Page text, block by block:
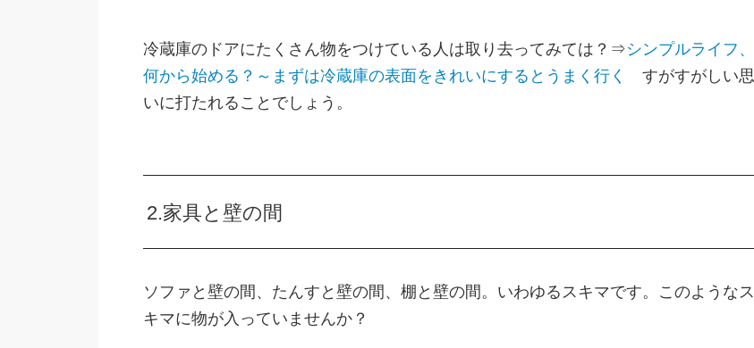
冷蔵庫のドアにたくさん物をつけている人は取り去ってみては？⇒シンプルライフ、
何から始める？～まずは冷蔵庫の表面をきれいにするとうまく行く
すがすがしい思
いに打たれることでしょう。
2.家具と壁の間
ソファと壁の間、たんすと壁の間、棚と壁の間。いわゆるスキマです。このようなス
キマに物が入っていませんか？